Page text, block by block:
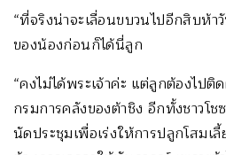
“ที่จริงน่าจะเลื่อนขบวนไปอีกสิบห้
ของน้องก่อนก็ได้นี่ลูก
“คงไม่ได้พระเจ้าค่ะ แต่ลูกต้องไป
กรมการคลังของต้าชิง อีกทั้งชาวโ
นัดประชุมเพื่อเร่งให้การปลูกโสมเ